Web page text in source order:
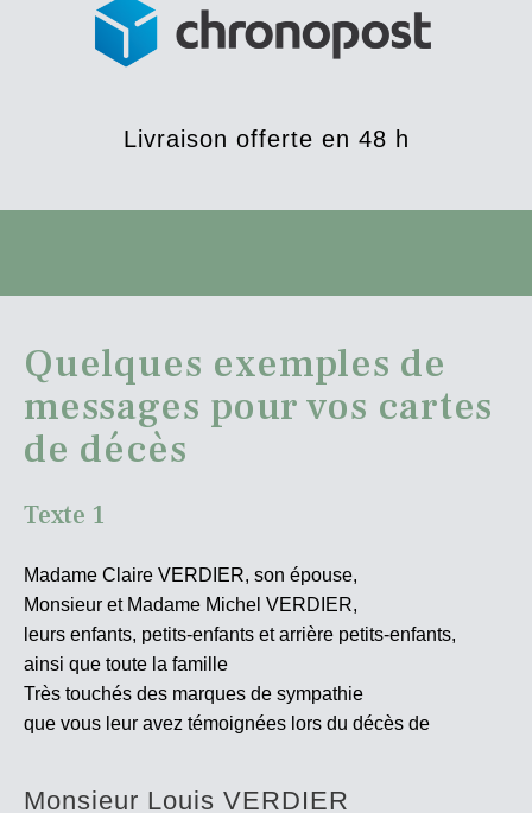
Livraison offerte en 48 h
Quelques exemples de
messages pour vos cartes
de décès
Texte 1
Madame Claire VERDIER, son épouse,
Monsieur et Madame Michel VERDIER,
leurs enfants, petits-enfants et arrière petits-enfants,
ainsi que toute la famille
Très touchés des marques de sympathie
que vous leur avez témoignées lors du décès de
Monsieur Louis VERDIER